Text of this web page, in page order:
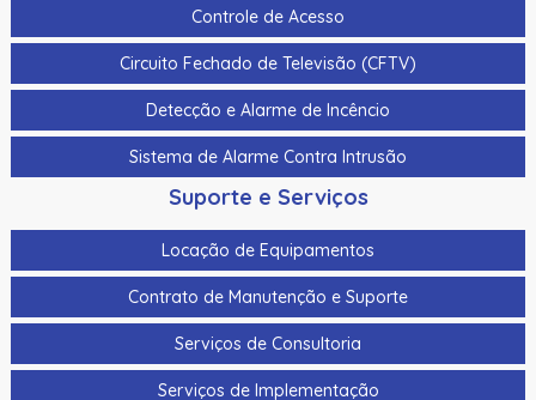
Controle de Acesso
Circuito Fechado de Televisão (CFTV)
Detecção e Alarme de Incêncio
Sistema de Alarme Contra Intrusão
Suporte e Serviços
Locação de Equipamentos
Contrato de Manutenção e Suporte
Serviços de Consultoria
Serviços de Implementação